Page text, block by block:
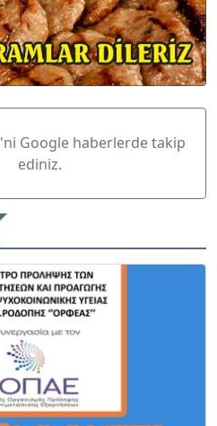
'ni Google haberlerde takip
ediniz.